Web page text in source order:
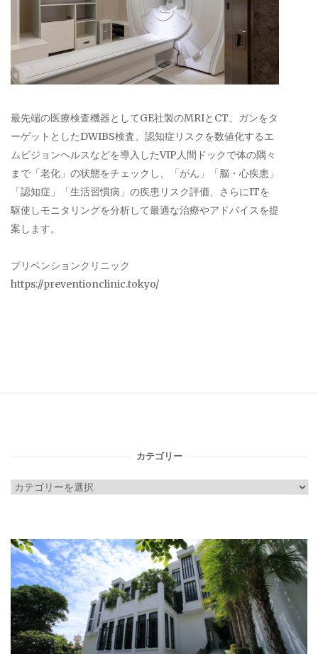
最先端の医療検査機器としてGE社製のMRIとCT、ガンをタ
ーゲットとしたDWIBS検査、認知症リスクを数値化するエ
ムビジョンヘルスなどを導入したVIP人間ドックで体の隅々
まで「老化」の状態をチェックし、「がん」「脳・心疾患」
「認知症」「生活習慣病」の疾患リスク評価、さらにITを
駆使しモニタリングを分析して最適な治療やアドバイスを提
案します。
プリベンションクリニック
https://preventionclinic.tokyo/
カテゴリー
カ
リ
ー